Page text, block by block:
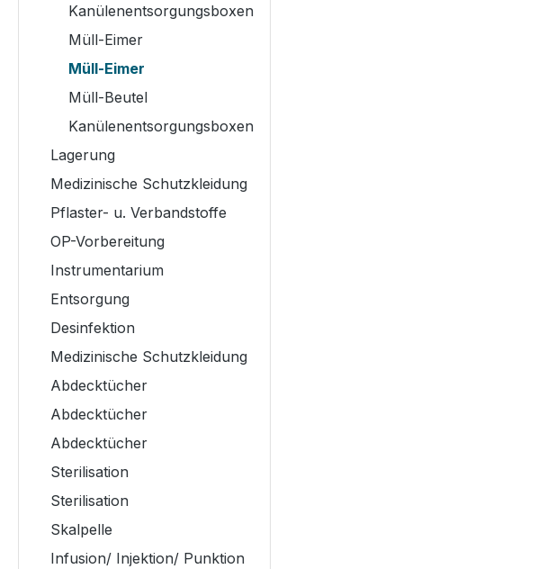
Kanülenentsorgungsboxen
Müll-Eimer
Müll-Eimer
Müll-Beutel
Kanülenentsorgungsboxen
Lagerung
Medizinische Schutzkleidung
Pflaster- u. Verbandstoffe
OP-Vorbereitung
Instrumentarium
Entsorgung
Desinfektion
Medizinische Schutzkleidung
Abdecktücher
Abdecktücher
Abdecktücher
Sterilisation
Sterilisation
Skalpelle
Infusion/ Injektion/ Punktion